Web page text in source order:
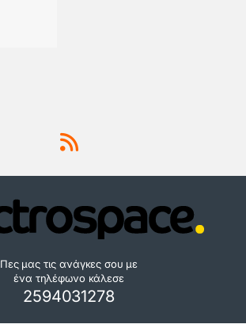
Πες μας τις ανάγκες σου με
ένα τηλέφωνο κάλεσε
2594031278